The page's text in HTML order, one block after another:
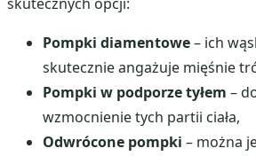
Pompki diamentowe– ich
skutecznie angażuje mięśnie
Pompki w podporze tyłem –
wzmocnienie tych partii ciała,
Odwrócone pompki – można